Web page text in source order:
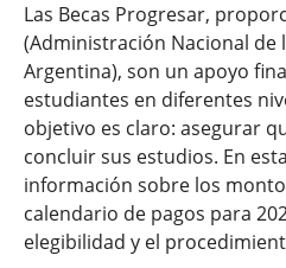
Las Becas Progresar,
(Administración Nacional de
Argentina), son un apoyo
estudiantes en diferentes
objetivo es claro: asegurar
concluir sus estudios. En
información sobre los
calendario de pagos para
elegibilidad y el